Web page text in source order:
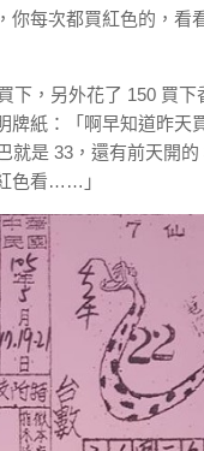
你每次都買紅色的，看
下，另外花了 150 買下
牌紙：「啊早知道昨天
就是 33，還有前天開
色看……」